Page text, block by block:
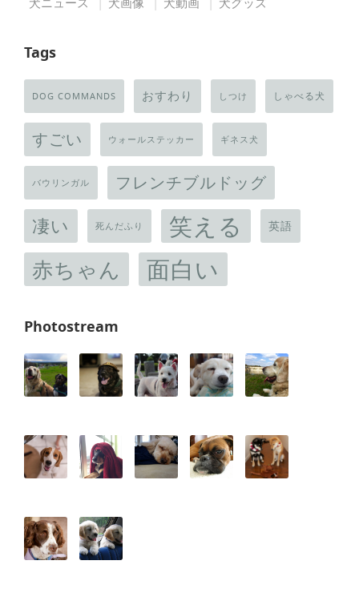
Tags
DOG COMMANDS おすわり しつけ しゃべる犬
すごい ウォールステッカー ギネス犬
バウリンガル フレンチブルドッグ
凄い 死んだふり 笑える 英語
赤ちゃん 面白い
Photostream